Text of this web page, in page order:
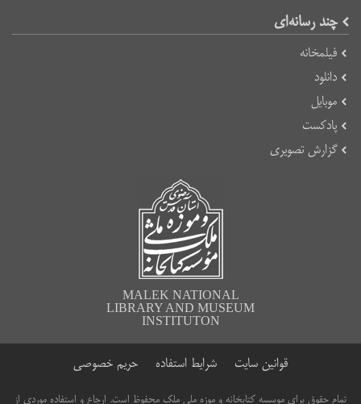
چند رسانه‌ای
فیلمخانه
دانلود
موبایل
پادکست
گزارش تصویری
MALEK NATIONAL
LIBRARY AND MUSEUM
INSTITUTON
قوانین سایت شرایط استفاده حریم خصوصی
تمام حقوق برای موسسه کتابخانه و موزه ملی ملک محفوظ است. ارجاع و استفاده موردی از